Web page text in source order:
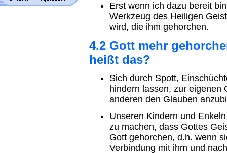
Erst wenn ich dazu bereit
Werkzeug des Heiligen
wird, die ihm gehorchen.
4.2 Gott mehr
heißt das?
Sich durch Spott,
hindern lassen, zur eigenen
anderen den Glauben
Unseren Kindern und
zu machen, dass Gottes
Gott gehorchen, d.h. wenn
Verbindung mit ihm und